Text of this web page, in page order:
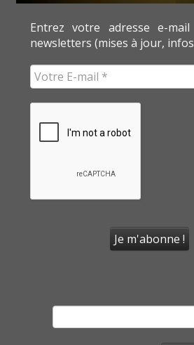
Entrez votre adresse e-
newsletters (mises à jour,